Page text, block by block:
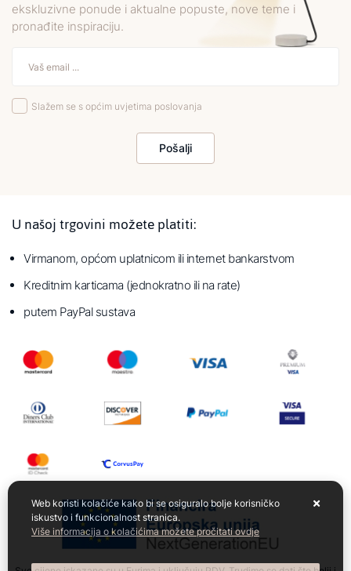
ekskluzivne ponude i aktualne popuste, nove teme i
pronađite inspiraciju.
Slažem se s općim uvjetima poslovanja
Pošalji
U našoj trgovini možete platiti:
Virmanom, općom uplatnicom ili internet bankarstvom
Kreditnim karticama (jednokratno ili na rate)
putem PayPal sustava
Web koristi kolačiće kako bi se osiguralo bolje korisničko
iskustvo i funkcionalnost stranica.
Više informacija o kolačićima možete pročitati ovdje